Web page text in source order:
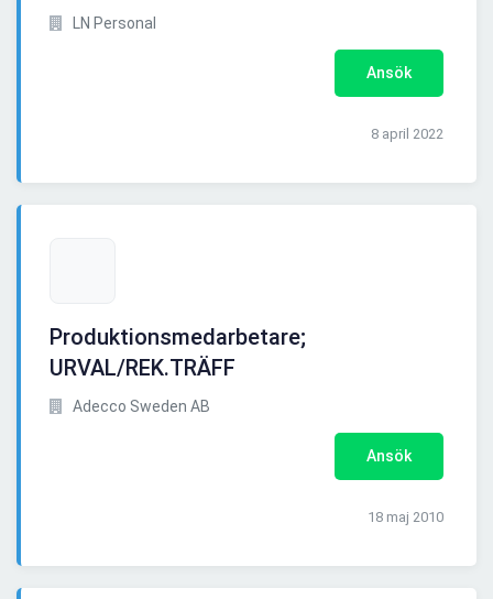
LN Personal
Ansök
8 april 2022
Produktionsmedarbetare;
URVAL/REK.TRÄFF
Adecco Sweden AB
Ansök
18 maj 2010